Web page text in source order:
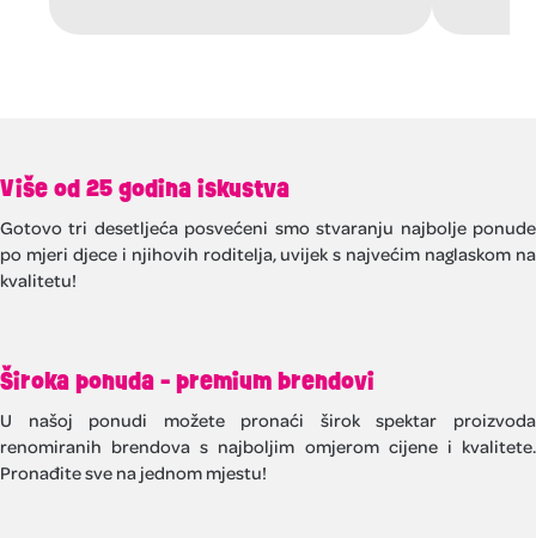
Više od 25 godina iskustva
Gotovo tri desetljeća posvećeni smo stvaranju najbolje ponude
po mjeri djece i njihovih roditelja, uvijek s najvećim naglaskom na
kvalitetu!
Široka ponuda - premium brendovi
U našoj ponudi možete pronaći širok spektar proizvoda
renomiranih brendova s najboljim omjerom cijene i kvalitete.
Pronađite sve na jednom mjestu!